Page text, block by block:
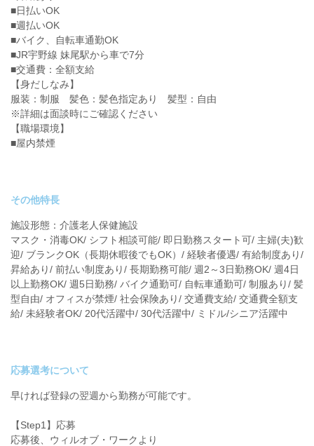
■日払いOK
■週払いOK
■バイク、自転車通勤OK
■JR宇野線 妹尾駅から車で7分
■交通費：全額支給
【身だしなみ】
服装：制服 髪色：髪色指定あり 髪型：自由
※詳細は面談時にご確認ください
【職場環境】
■屋内禁煙
その他特長
施設形態：介護老人保健施設
マスク・消毒OK/ シフト相談可能/ 即日勤務スタート可/ 主婦(夫)歓
迎/ ブランクOK（長期休暇後でもOK）/ 経験者優遇/ 有給制度あり/
昇給あり/ 前払い制度あり/ 長期勤務可能/ 週2～3日勤務OK/ 週4日
以上勤務OK/ 週5日勤務/ バイク通勤可/ 自転車通勤可/ 制服あり/ 髪
型自由/ オフィスが禁煙/ 社会保険あり/ 交通費支給/ 交通費全額支
給/ 未経験者OK/ 20代活躍中/ 30代活躍中/ ミドル/シニア活躍中
応募選考について
早ければ登録の翌週から勤務が可能です。
【Step1】応募
応募後、ウィルオブ・ワークより